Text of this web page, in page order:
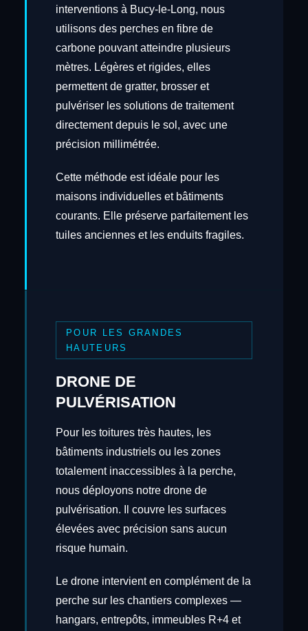
interventions à Bucy-le-Long, nous
utilisons des perches en fibre de
carbone pouvant atteindre plusieurs
mètres. Légères et rigides, elles
permettent de gratter, brosser et
pulvériser les solutions de traitement
directement depuis le sol, avec une
précision millimétrée.
Cette méthode est idéale pour les
maisons individuelles et bâtiments
courants. Elle préserve parfaitement les
tuiles anciennes et les enduits fragiles.
POUR LES GRANDES
HAUTEURS
DRONE DE
PULVÉRISATION
Pour les toitures très hautes, les
bâtiments industriels ou les zones
totalement inaccessibles à la perche,
nous déployons notre drone de
pulvérisation. Il couvre les surfaces
élevées avec précision sans aucun
risque humain.
Le drone intervient en complément de la
perche sur les chantiers complexes —
hangars, entrepôts, immeubles R+4 et